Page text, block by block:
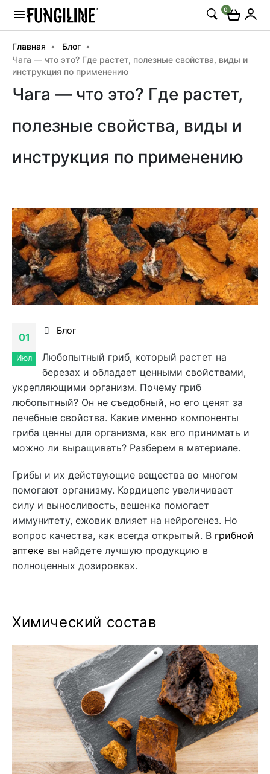
0
Главная
Блог
Чага — что это? Где растет, полезные свойства, виды и
инструкция по применению
Чага — что это? Где растет,
полезные свойства, виды и
инструкция по применению
01
Июл
Блог
Любопытный гриб, который растет на
березах и обладает ценными свойствами,
укрепляющими организм. Почему гриб
любопытный? Он не съедобный, но его ценят за
лечебные свойства. Какие именно компоненты
гриба ценны для организма, как его принимать и
можно ли выращивать? Разберем в материале.
Грибы и их действующие вещества во многом
помогают организму. Кордицепс увеличивает
силу и выносливость, вешенка помогает
иммунитету, ежовик влияет на нейрогенез. Но
вопрос качества, как всегда открытый. В грибной
аптеке вы найдете лучшую продукцию в
полноценных дозировках.
Химический состав